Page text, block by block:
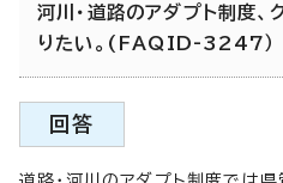
河川・道路のアダプト制度
りたい。(FAQID-3247）
回答